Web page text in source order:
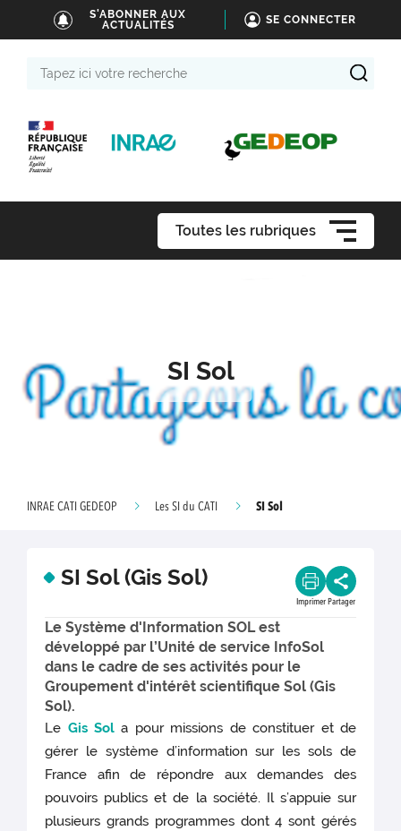
S'ABONNER AUX
ACTUALITÉS
SE CONNECTER
Toutes les rubriques
SI Sol
INRAE CATI GEDEOP Les SI du CATI SI Sol
SI Sol (Gis Sol)
Imprimer Partager
Le Système d'Information SOL est
développé par l’Unité de service InfoSol
dans le cadre de ses activités pour le
Groupement d'intérêt scientifique Sol (Gis
Sol).
Le Gis Sola pour missions de constituer et de
gérer le système d’information sur les sols de
France afin de répondre aux demandes des
pouvoirs publics et de la société. Il s’appuie sur
plusieurs grands programmes dont 4 sont gérés